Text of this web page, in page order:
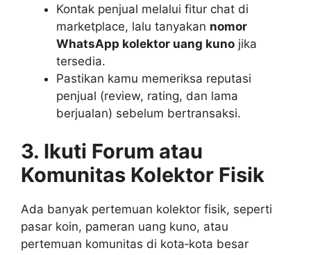
Kontak penjual melalui fitur chat di
marketplace, lalu tanyakan nomor
WhatsApp kolektor uang kuno jika
tersedia.
Pastikan kamu memeriksa reputasi
penjual (review, rating, dan lama
berjualan) sebelum bertransaksi.
3. Ikuti Forum atau
Komunitas Kolektor Fisik
Ada banyak pertemuan kolektor fisik, seperti
pasar koin, pameran uang kuno, atau
pertemuan komunitas di kota‑kota besar